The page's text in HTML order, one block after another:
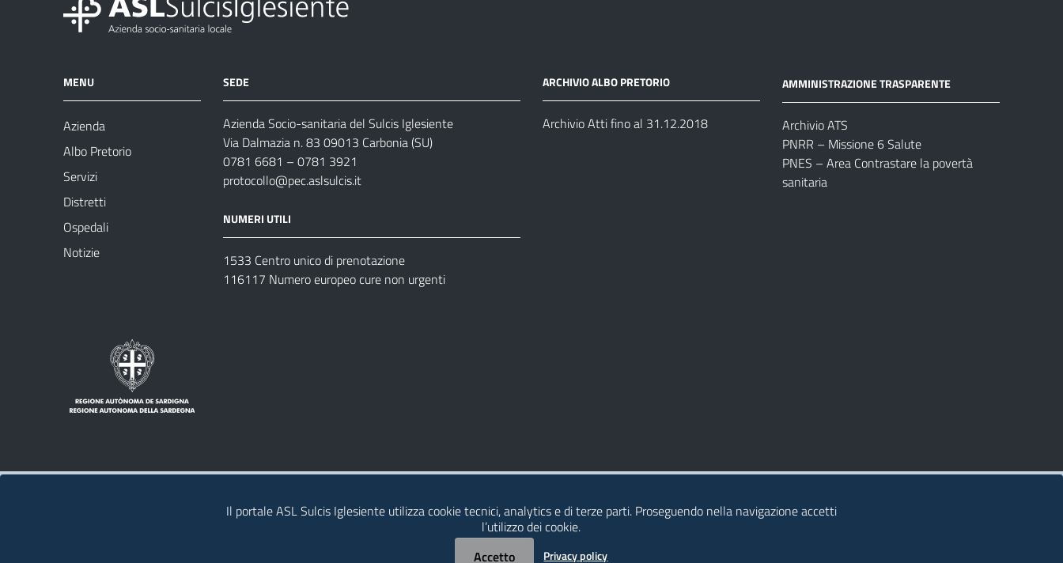
MENU
Azienda
Albo Pretorio
Servizi
Distretti
Ospedali
Notizie
SEDE
Azienda Socio-sanitaria del Sulcis Iglesiente
Via Dalmazia n. 83 09013 Carbonia (SU)
0781 6681 – 0781 3921
protocollo@pec.aslsulcis.it
NUMERI UTILI
1533 Centro unico di prenotazione
116117 Numero europeo cure non urgenti
ARCHIVIO ALBO PRETORIO
Archivio Atti fino al 31.12.2018
AMMINISTRAZIONE TRASPARENTE
Archivio ATS
PNRR – Missione 6 Salute
PNES – Area Contrastare la povertà
sanitaria
Il portale ASL Sulcis Iglesiente utilizza cookie tecnici, analytics e di terze parti. Proseguendo nella navigazione accetti
l’utilizzo dei cookie.
Accetto
Privacy policy